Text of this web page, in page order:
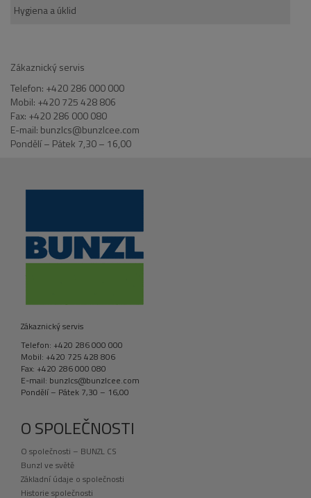
Hygiena a úklid
Zákaznický servis
Telefon: +420 286 000 000
Mobil: +420 725 428 806
Fax: +420 286 000 080
E-mail: bunzlcs@bunzlcee.com
Pondělí – Pátek 7,30 – 16,00
Zákaznický servis
Telefon: +420 286 000 000
Mobil: +420 725 428 806
Fax: +420 286 000 080
E-mail: bunzlcs@bunzlcee.com
Pondělí – Pátek 7,30 – 16,00
O SPOLEČNOSTI
O společnosti – BUNZL CS
Bunzl ve světě
Základní údaje o společnosti
Historie společnosti